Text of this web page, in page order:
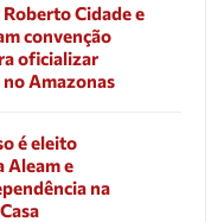
Cidade e
convenção
oficializar
Amazonas
é eleito
Aleam e
na